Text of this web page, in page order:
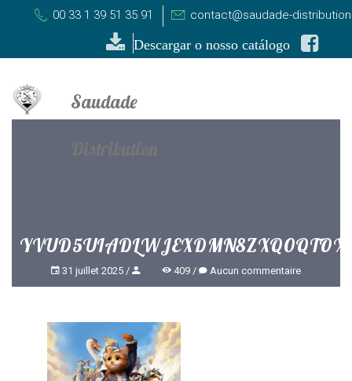
00 33 1 39 51 35 91 contact@saudade-
Descargar o nosso catálogo
31 juillet 2025 409 Aucun commentaire